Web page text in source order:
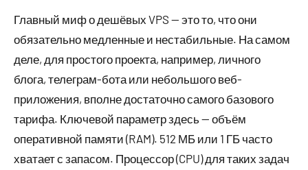
Главный миф о дешёвых VPS — это то, что они
обязательно медленные и нестабильные. На самом
деле, для простого проекта, например, личного
блога, телеграм-бота или небольшого веб-
приложения, вполне достаточно самого базового
тарифа. Ключевой параметр здесь — объём
оперативной памяти (RAM). 512 МБ или 1 ГБ часто
хватает с запасом. Процессор (CPU) для таких задач